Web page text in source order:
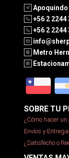
Apoquindo
+56 2 2244
+56 2 2244
Metro
SOBRE TU
¿Cómo hacer un
Envíos y
¿Satisfecho o